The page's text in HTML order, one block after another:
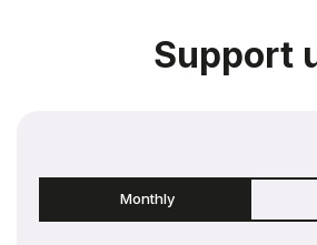
Support
Monthly